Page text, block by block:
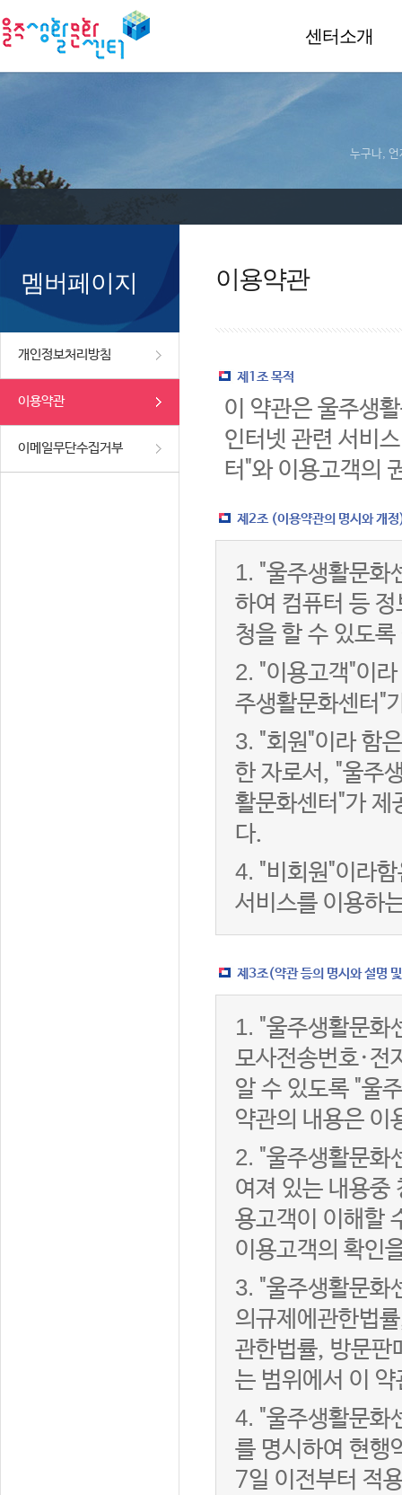
센터소개
누구나, 언
멤버페이지
개인정보처리방침
이용약관
이메일무단수집거부
이용약관
제1조 목적
이 약관은 울주생
인터넷 관련 서비
터"와 이용고객의
제2조 (이용약관의 명시와 개
1. "울주생활문화
하여 컴퓨터 등
청을 할 수 있도
2. "이용고객"이
주생활문화센터"
3. "회원"이라 함
한 자로서, "울주
활문화센터"가 제
다.
4. "비회원"이라
서비스를 이용하
제3조(약관 등의 명시와 설명
1. "울주생활문화
모사전송번호·전
알 수 있도록 "울
약관의 내용은 이
2. "울주생활문화
여져 있는 내용중
용고객이 이해할
이용고객의 확인
3. "울주생활문화
의규제에관한법
관한법률, 방문판
는 범위에서 이
4. "울주생활문화
를 명시하여 현행
7일 이전부터 적